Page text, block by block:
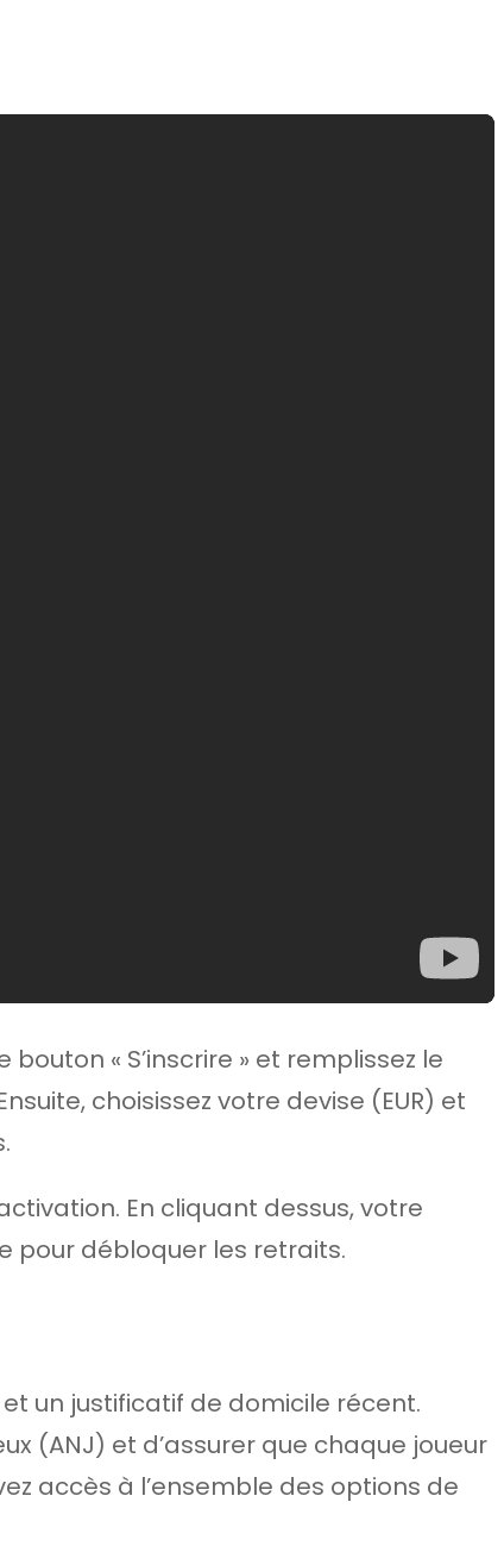
« S’inscrire » et remplissez le
choisissez votre devise (EUR) et
En cliquant dessus, votre
pour débloquer les retraits.
un justificatif de domicile récent.
(ANJ) et d’assurer que chaque joueur
accès à l’ensemble des options de